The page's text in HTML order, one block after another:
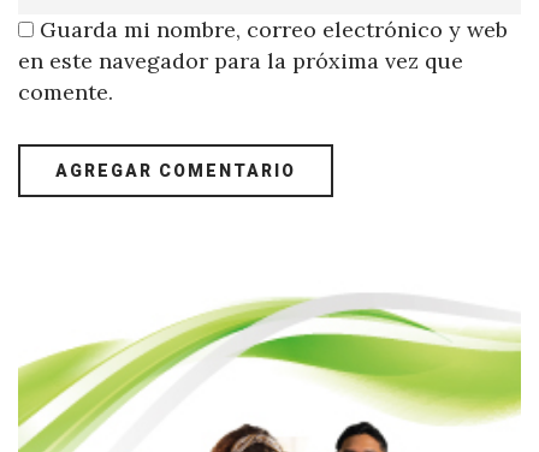
Guarda mi nombre, correo electrónico y web
en este navegador para la próxima vez que
comente.